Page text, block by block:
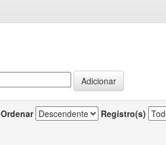
Ordenar Registro(s)